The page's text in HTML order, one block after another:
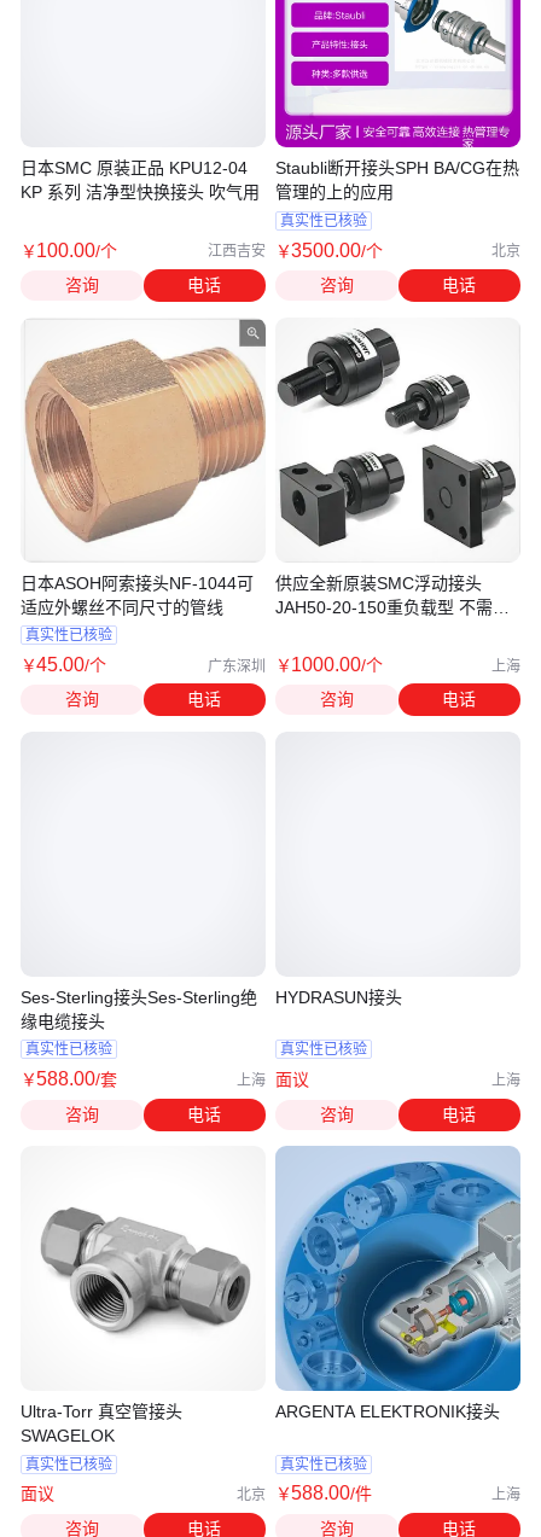
日本SMC 原装正品 KPU12-04
KP 系列 洁净型快换接头 吹气用
￥100.00/个 江西吉安
咨询 电话
日本ASOH阿索接头NF-1044可
适应外螺丝不同尺寸的管线
真实性已核验
￥45.00/个 广东深圳
咨询 电话
Ses-Sterling接头Ses-Sterling绝
缘电缆接头
真实性已核验
￥588.00/套 上海
咨询 电话
Ultra-Torr 真空管接头
SWAGELOK
真实性已核验
面议 北京
咨询 电话
Staubli断开接头SPH BA/CG在热
管理的上的应用
真实性已核验
￥3500.00/个 北京
咨询 电话
供应全新原装SMC浮动接头
JAH50-20-150重负载型 不需要
￥1000.00/个 上海
咨询 电话
HYDRASUN接头
真实性已核验
面议 上海
咨询 电话
ARGENTA ELEKTRONIK接头
真实性已核验
￥588.00/件 上海
咨询 电话